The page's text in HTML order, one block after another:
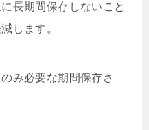
長期間保存しないこと
します。
み必要な期間保存さ